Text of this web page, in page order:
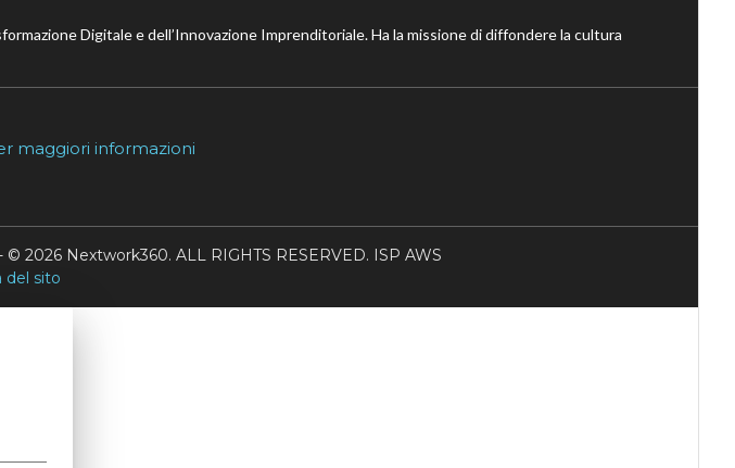
Digitale e dell’Innovazione Imprenditoriale. Ha la missione di diffondere la cultura
maggiori informazioni
2026 Nextwork360. ALL RIGHTS RESERVED. ISP AWS
del sito